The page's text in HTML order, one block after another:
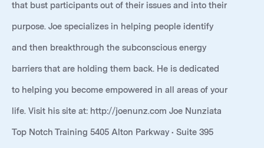
that bust participants out of their issues and into their
purpose. Joe specializes in helping people identify
and then breakthrough the subconscious energy
barriers that are holding them back. He is dedicated
to helping you become empowered in all areas of your
life. Visit his site at: http://joenunz.com Joe Nunziata
Top Notch Training 5405 Alton Parkway • Suite 395